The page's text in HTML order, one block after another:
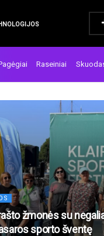
Raseiniai
žmonės su
sporto šventę